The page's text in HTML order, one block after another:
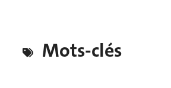
Mots-clés